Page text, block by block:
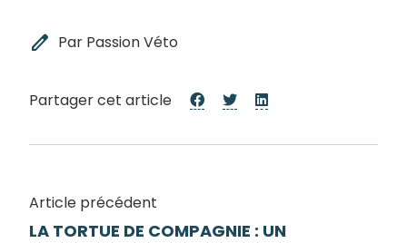
edit Par Passion Véto
Partager cet article
Article précédent
LA TORTUE DE COMPAGNIE : UN